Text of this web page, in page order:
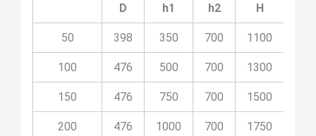
D h1 h2 H
50 398 350 700 1100
100 476 500 700 1300
150 476 750 700 1500
200 476 1000 700 1750